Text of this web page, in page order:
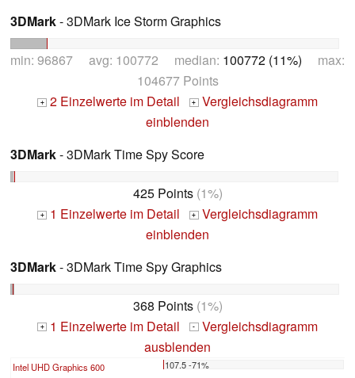
3DMark- 3DMark Ice Storm Graphics
min: 96867 avg: 100772 median: 100772 (11%) max:
104677 Points
+ 2 Einzelwerte im Detail + Vergleichsdiagramm
einblenden
3DMark- 3DMark Time Spy Score
425 Points(1%)
+ 1 Einzelwerte im Detail + Vergleichsdiagramm
einblenden
3DMark- 3DMark Time Spy Graphics
368 Points(1%)
+ 1 Einzelwerte im Detail - Vergleichsdiagramm
ausblenden
Intel UHD Graphics 600 107.5 -71%